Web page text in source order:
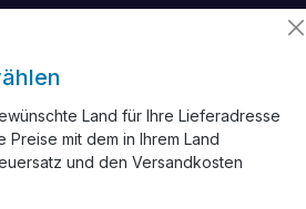
Land für Ihre Lieferadresse
Preise mit dem in Ihrem Land
und den Versandkosten